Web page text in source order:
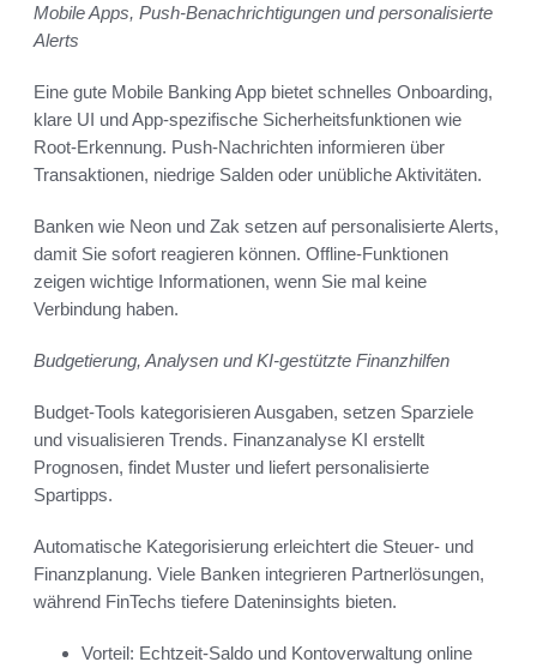
Mobile Apps, Push-Benachrichtigungen und personalisierte
Alerts
Eine gute Mobile Banking App bietet schnelles Onboarding,
klare UI und App-spezifische Sicherheitsfunktionen wie
Root-Erkennung. Push-Nachrichten informieren über
Transaktionen, niedrige Salden oder unübliche Aktivitäten.
Banken wie Neon und Zak setzen auf personalisierte Alerts,
damit Sie sofort reagieren können. Offline-Funktionen
zeigen wichtige Informationen, wenn Sie mal keine
Verbindung haben.
Budgetierung, Analysen und KI-gestützte Finanzhilfen
Budget-Tools kategorisieren Ausgaben, setzen Sparziele
und visualisieren Trends. Finanzanalyse KI erstellt
Prognosen, findet Muster und liefert personalisierte
Spartipps.
Automatische Kategorisierung erleichtert die Steuer- und
Finanzplanung. Viele Banken integrieren Partnerlösungen,
während FinTechs tiefere Dateninsights bieten.
Vorteil: Echtzeit-Saldo und Kontoverwaltung online